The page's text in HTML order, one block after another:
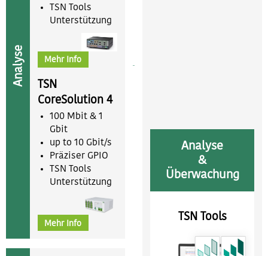
Analyse
TSN Tools
Unterstützung
Mehr Info
TSN
CoreSolution 4
100 Mbit & 1
Gbit
up to 10 Gbit/s
Präziser GPIO
TSN Tools
Unterstützung
Mehr Info
Analyse
&
Überwachung
TSN Tools